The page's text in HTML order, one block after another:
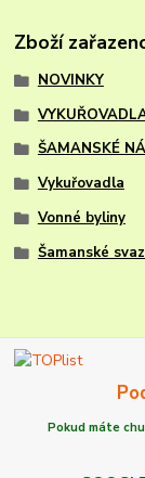
Zboží
NOVINKY
ŠAMANSKÉ
Vykuřovadla
Vonné byliny
Šamanské
Pokud máte